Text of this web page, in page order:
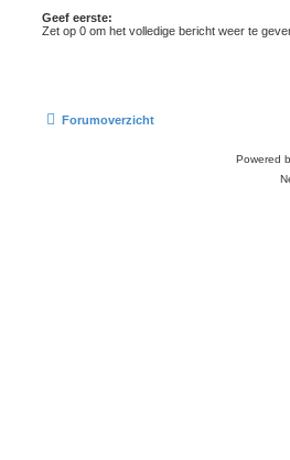
Geef eerste:
Zet op 0 om het volledige bericht weer te
Forumoverzicht
Powered